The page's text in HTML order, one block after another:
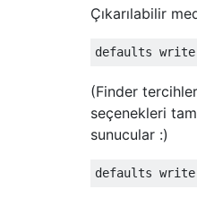
Çıkarılabilir
(Finder
seçenekleri
sunucular :)